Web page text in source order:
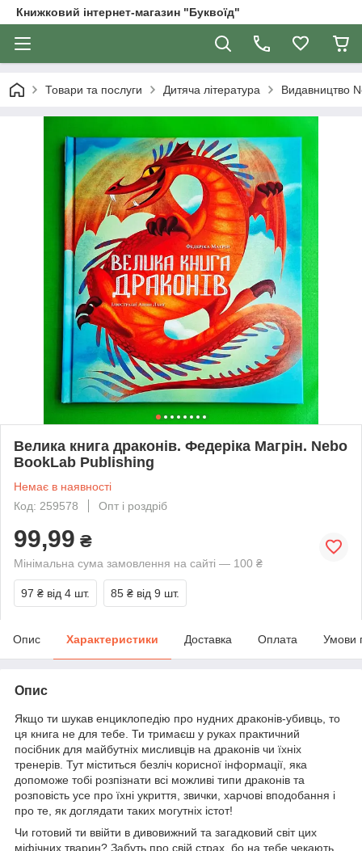
Книжковий інтернет-магазин "Буквоїд"
Товари та послуги Дитяча література Видавництво
Велика книга драконів. Федеріка Магрін. Nebo
BookLab Publishing
Немає в наявності
Код: 259578
Опт і роздріб
99,99 ₴
Мінімальна сума замовлення на сайті — 100 ₴
97 ₴ від 4 шт. 85 ₴ від 9 шт.
Опис Характеристики Доставка Оплата Умови
Опис
Якщо ти шукав енциклопедію про нудних драконів-убивць, то
ця книга не для тебе. Ти тримаєш у руках практичний
посібник для майбутніх мисливців на драконів чи їхніх
тренерів. Тут міститься безліч корисної інформації, яка
допоможе тобі розпізнати всі можливі типи драконів та
розповість усе про їхні укриття, звички, харчові вподобання і
про те, як доглядати таких могутніх істот!
Чи готовий ти ввійти в дивовижний та загадковий світ цих
міфічних тварин? Забуть про свій страх, бо на тебе чекають